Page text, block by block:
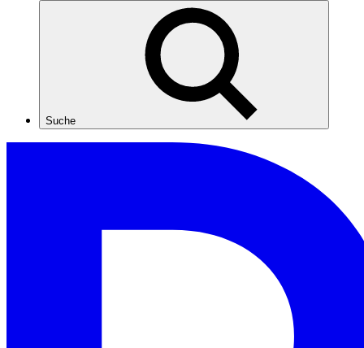
Suche